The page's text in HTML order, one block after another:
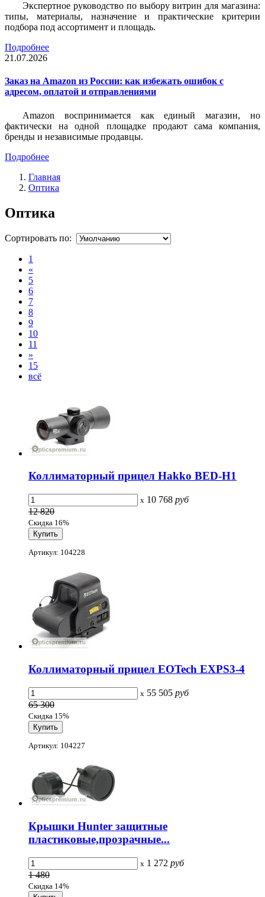
Экспертное руководство по выбору витрин для магазина:
типы, материалы, назначение и практические критерии
подбора под ассортимент и площадь.
Подробнее
21.07.2026
Заказ на Amazon из России: как избежать ошибок с
адресом, оплатой и отправлениями
Amazon воспринимается как единый магазин, но
фактически на одной площадке продают сама компания,
бренды и независимые продавцы.
Подробнее
Главная
Оптика
Оптика
Сортировать по:
1
«
5
6
7
8
9
10
11
»
15
всё
Коллиматорный прицел Hakko BED-H1
x 10 768 руб
12 820
Скидка 16%
Артикул: 104228
Коллиматорный прицел EOTech EXPS3-4
x 55 505 руб
65 300
Скидка 15%
Артикул: 104227
Крышки Hunter защитные
пластиковые,прозрачные...
x 1 272 руб
1 480
Скидка 14%